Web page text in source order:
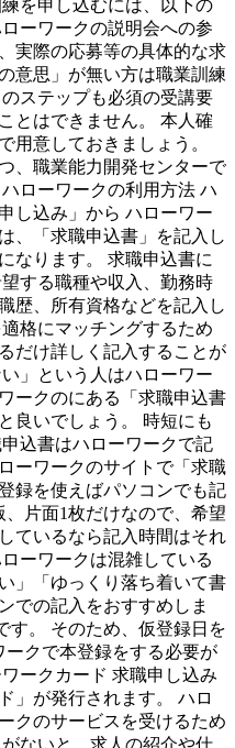
を申し込むには、以下の
ーワークの説明会への参
実際の応募等の具体的な求
意思」が無い方は職業訓練
ステップも必須の受講要
とはできません。 本人確
用意しておきましょう。
、職業能力開発センターで
ローワークの利用方法 ハ
し込み」から ハローワー
、「求職申込書」を記入し
なります。 求職申込書に
する職種や収入、勤務時
歴、所有資格などを記入し
格にマッチングするため
だけ詳しく記入することが
」という人はハローワー
ークのにある「求職申込書
良いでしょう。 時短にも
込書はハローワークで記
ーワークのサイトで「求職
録を使えばパソコンでも記
片面1枚だけなので、希望
ているなら記入時間はそれ
ーワークは混雑している
」「ゆっくり落ち着いて書
での記入をおすすめしま
す。 そのため、仮登録日を
クで本登録をする必要が
ークカード 求職申し込み
」が発行されます。 ハロ
クのサービスを受けるため